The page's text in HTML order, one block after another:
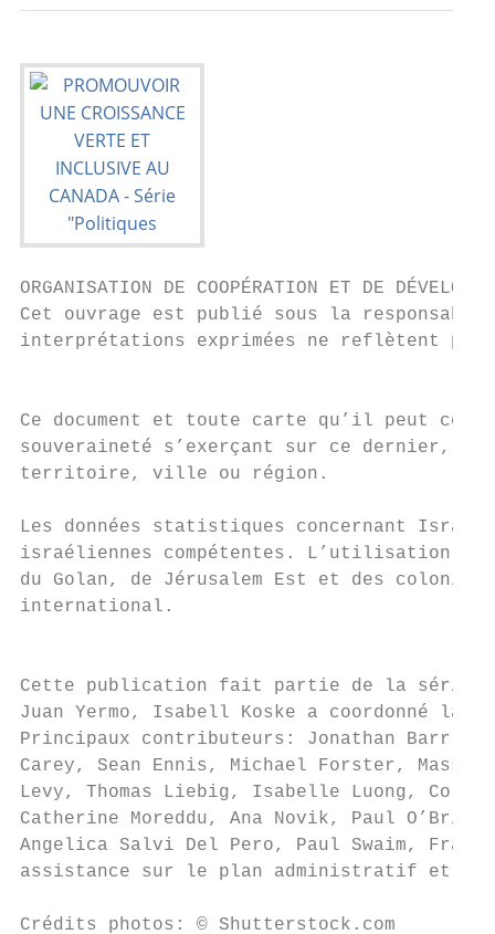
ORGANISATION DE COOPÉRATION ET DE
Cet ouvrage est publié sous la
interprétations exprimées ne reflètent pas
Ce document et toute carte qu’il peut
souveraineté s’exerçant sur ce dernier,
territoire, ville ou région.
Les données statistiques concernant
israéliennes compétentes. L’utilisation
du Golan, de Jérusalem Est et des
international.
Cette publication fait partie de la série
Juan Yermo, Isabell Koske a coordonné
Principaux contributeurs: Jonathan Barr,
Carey, Sean Ennis, Michael Forster,
Levy, Thomas Liebig, Isabelle Luong,
Catherine Moreddu, Ana Novik, Paul
Angelica Salvi Del Pero, Paul Swaim,
assistance sur le plan administratif et en
Crédits photos: © Shutterstock.com